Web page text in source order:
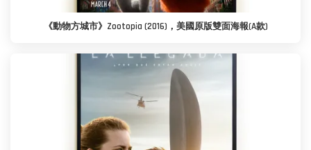
《動物方城市》Zootopia (2016)，美國原版雙面海報(A款)